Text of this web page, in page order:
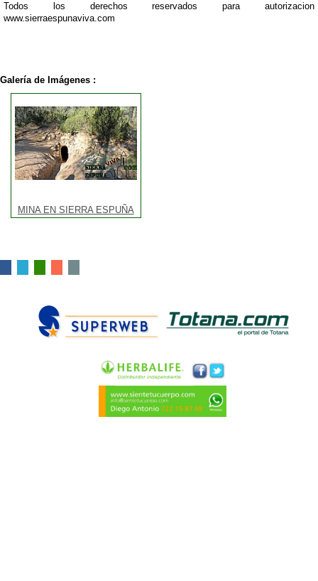
Todos los derechos reservados para autorizacion
www.sierraespunaviva.com
Galería de Imágenes :
MINA EN SIERRA ESPUÑA